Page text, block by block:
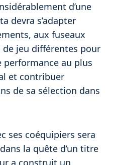
d’une
devra s’adapter
aux fuseaux
de jeu différentes pour
au plus
et contribuer
de sa sélection dans
ses coéquipiers sera
la quête d’un titre
a construit un